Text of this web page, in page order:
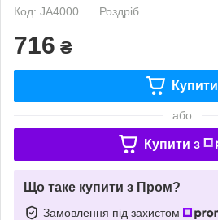
Код: JA4000
Роздріб
716 ₴
Купити
або
Купити з
Що таке купити з Пром?
Замовлення під захистом